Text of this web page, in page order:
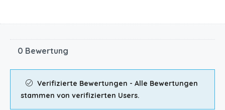
0 Bewertung
Verifizierte Bewertungen - Alle Bewertungen
stammen von verifizierten Users.